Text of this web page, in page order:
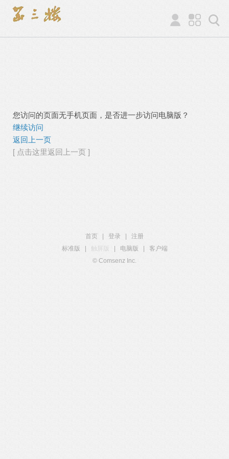
您访问的页面无手机页面，是否进一步访问电脑版？
继续访问
返回上一页
[ 点击这里返回上一页 ]
首页 登录
注册
标准版
触屏版 电脑版
客户端
© Comsenz Inc.